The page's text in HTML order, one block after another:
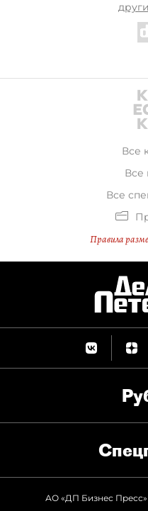
Все
Все
Все
Правила
АО «ДП Бизнес Пресс»